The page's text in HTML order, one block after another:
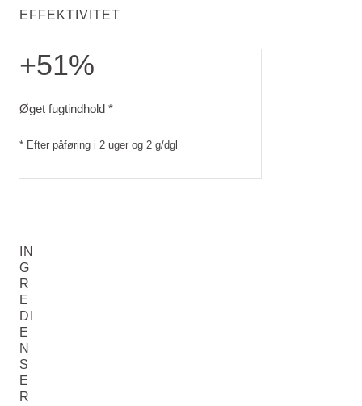
EFFEKTIVITET
+51%
Øget fugtindhold *
* Efter påføring i 2 uger og 2 g/dgl
IN
G
R
E
DI
E
N
S
E
R